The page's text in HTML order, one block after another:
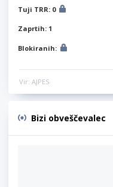
Tuji TRR: 0
Zaprtih: 1
Blokiranih:
Vir: AJPES
Bizi obveščevalec